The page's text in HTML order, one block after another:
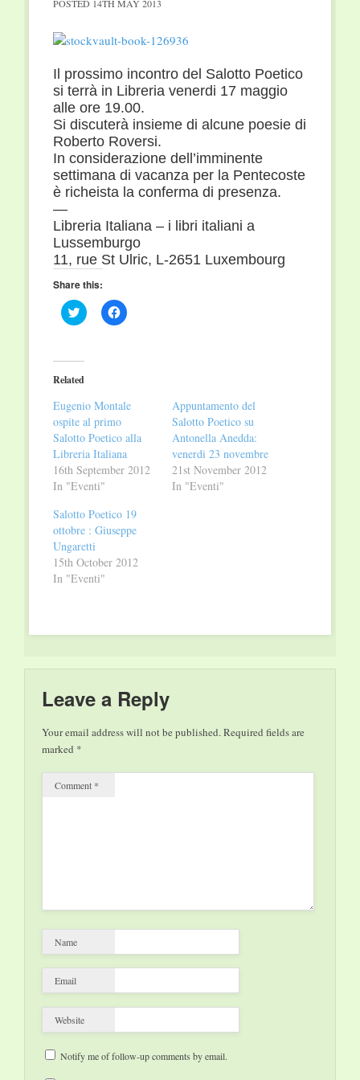
POSTED 14TH MAY 2013
Il prossimo incontro del Salotto Poetico
si terrà in Libreria venerdi 17 maggio
alle ore 19.00.
Si discuterà insieme di alcune poesie di
Roberto Roversi.
In considerazione dell’imminente
settimana di vacanza per la Pentecoste
è richeista la conferma di presenza.
—
Libreria Italiana – i libri italiani a
Lussemburgo
11, rue St Ulric, L-2651 Luxembourg
Share this:
Click
to
(Opens
in
new
Click
to
Related
Eugenio Montale
ospite al primo
Salotto Poetico alla
Libreria Italiana
16th September 2012
In "Eventi"
Appuntamento del
Salotto Poetico su
Antonella Anedda:
venerdi 23 novembre
21st November 2012
In "Eventi"
Salotto Poetico 19
ottobre : Giuseppe
Ungaretti
15th October 2012
In "Eventi"
Leave a Reply
Your email address will not be published.Required fields are
marked *
Comment *
Name
Email
Website
Notify me of follow-up comments by email.